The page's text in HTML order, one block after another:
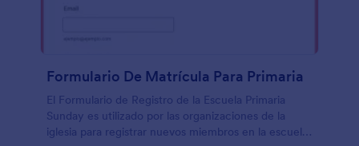
Formulario De Matrícula Para Primaria
El Formulario de Registro de la Escuela Primaria
Sunday es utilizado por las organizaciones de la
iglesia para registrar nuevos miembros en la escuela.